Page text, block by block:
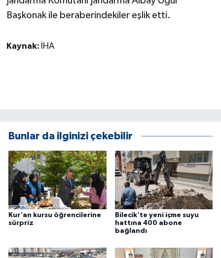
Başkonak ile beraberindekiler eşlik etti.
Kaynak: İHA
Bunlar da ilginizi çekebilir
Kur'an kursu öğrencilerine
sürpriz
Bilecik'te yeni içme suyu
hattına 400 abone
bağlandı
YEREL
Yerel Haberler